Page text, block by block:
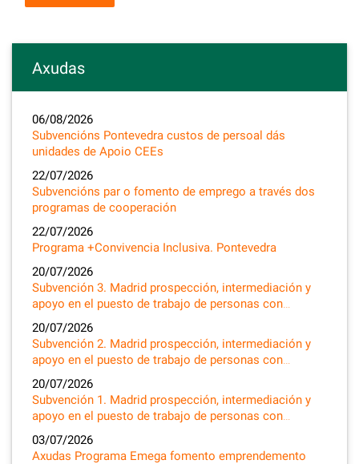
Axudas
06/08/2026
Subvencións Pontevedra custos de persoal dás
unidades de Apoio CEEs
22/07/2026
Subvencións par o fomento de emprego a través dos
programas de cooperación
22/07/2026
Programa +Convivencia Inclusiva. Pontevedra
20/07/2026
Subvención 3. Madrid prospección, intermediación y
apoyo en el puesto de trabajo de personas con…
20/07/2026
Subvención 2. Madrid prospección, intermediación y
apoyo en el puesto de trabajo de personas con…
20/07/2026
Subvención 1. Madrid prospección, intermediación y
apoyo en el puesto de trabajo de personas con…
03/07/2026
Axudas Programa Emega fomento emprendemento